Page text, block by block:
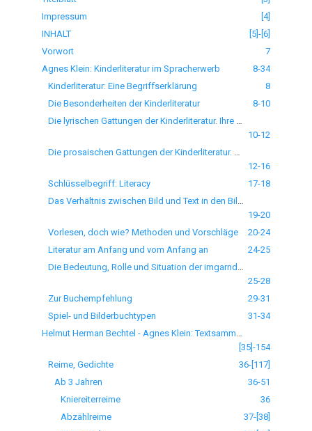
Impressum
[4]
INHALT
[5]-[6]
Vorwort
7
Agnes Klein: Kinderliteratur im Spracherwerb
8-34
Kinderliteratur: Eine Begriffserklärung
8
Die Besonderheiten der Kinderliteratur
8-10
10-12
12-16
Schlüsselbegriff: Literacy
17-18
19-20
Vorlesen, doch wie? Methoden und Vorschläge
20-24
Literatur am Anfang und vom Anfang an
24-25
25-28
Zur Buchempfehlung
29-31
Spiel- und Bilderbuchtypen
31-34
[35]-154
Reime, Gedichte
36-[117]
Ab 3 Jahren
36-51
Kniereiterreime
36
Abzählreime
37-[38]